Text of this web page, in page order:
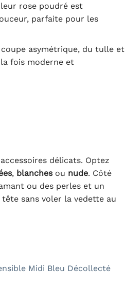
rose poudré est
parfaite pour les
coupe asymétrique, du tulle et
fois moderne et
délicats. Optez
, blanchesou nude. Côté
ou des perles et un
sans voler la vedette au
Midi Bleu Décollecté